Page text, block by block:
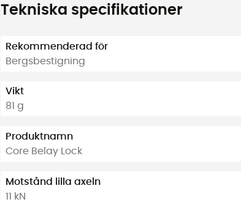
Tekniska specifikationer
Rekommenderad för
Bergsbestigning
Vikt
81 g
Produktnamn
Core Belay Lock
Motstånd lilla axeln
11 kN